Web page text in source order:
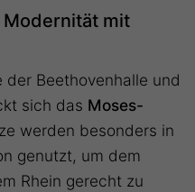
mit
Beethovenhalle und
sich das Moses-
werden besonders in
genutzt, um dem
Rhein gerecht zu